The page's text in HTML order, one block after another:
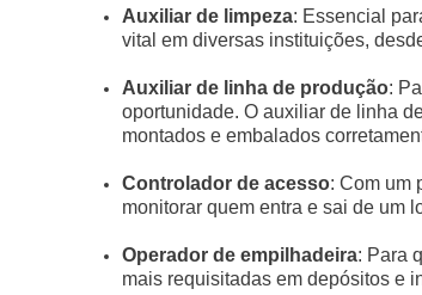
Auxiliar de limpeza: Essencial
vital em diversas instituições,
Auxiliar de linha de produção:
oportunidade. O auxiliar de linha
montados e embalados
Controlador de acesso: Com um
monitorar quem entra e sai de um
Operador de empilhadeira: Para
mais requisitadas em depósitos e